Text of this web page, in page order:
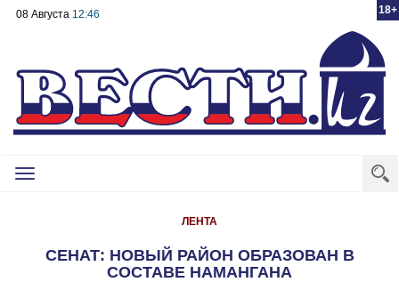
18+
08 Августа 12:46
Toggle
ЛЕНТА
СЕНАТ: НОВЫЙ РАЙОН ОБРАЗОВАН В
СОСТАВЕ НАМАНГАНА